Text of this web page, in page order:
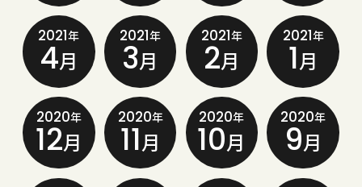
2021年
4月
2021年
3月
2021年
2月
2021年
1月
2020年
12月
2020年
11月
2020年
10月
2020年
9月